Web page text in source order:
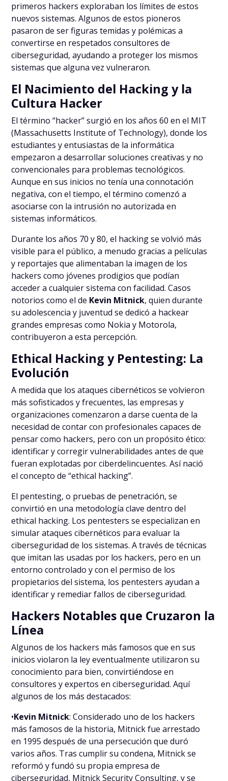
primeros hackers exploraban los límites de estos
nuevos sistemas. Algunos de estos pioneros
pasaron de ser figuras temidas y polémicas a
convertirse en respetados consultores de
ciberseguridad, ayudando a proteger los mismos
sistemas que alguna vez vulneraron.
El Nacimiento del Hacking y la
Cultura Hacker
El término “hacker” surgió en los años 60 en el MIT
(Massachusetts Institute of Technology), donde los
estudiantes y entusiastas de la informática
empezaron a desarrollar soluciones creativas y no
convencionales para problemas tecnológicos.
Aunque en sus inicios no tenía una connotación
negativa, con el tiempo, el término comenzó a
asociarse con la intrusión no autorizada en
sistemas informáticos.
Durante los años 70 y 80, el hacking se volvió más
visible para el público, a menudo gracias a películas
y reportajes que alimentaban la imagen de los
hackers como jóvenes prodigios que podían
acceder a cualquier sistema con facilidad. Casos
notorios como el de Kevin Mitnick, quien durante
su adolescencia y juventud se dedicó a hackear
grandes empresas como Nokia y Motorola,
contribuyeron a esta percepción.
Ethical Hacking y Pentesting: La
Evolución
A medida que los ataques cibernéticos se volvieron
más sofisticados y frecuentes, las empresas y
organizaciones comenzaron a darse cuenta de la
necesidad de contar con profesionales capaces de
pensar como hackers, pero con un propósito ético:
identificar y corregir vulnerabilidades antes de que
fueran explotadas por ciberdelincuentes. Así nació
el concepto de “ethical hacking”.
El pentesting, o pruebas de penetración, se
convirtió en una metodología clave dentro del
ethical hacking. Los pentesters se especializan en
simular ataques cibernéticos para evaluar la
ciberseguridad de los sistemas. A través de técnicas
que imitan las usadas por los hackers, pero en un
entorno controlado y con el permiso de los
propietarios del sistema, los pentesters ayudan a
identificar y remediar fallos de ciberseguridad.
Hackers Notables que Cruzaron la
Línea
Algunos de los hackers más famosos que en sus
inicios violaron la ley eventualmente utilizaron su
conocimiento para bien, convirtiéndose en
consultores y expertos en ciberseguridad. Aquí
algunos de los más destacados:
•Kevin Mitnick: Considerado uno de los hackers
más famosos de la historia, Mitnick fue arrestado
en 1995 después de una persecución que duró
varios años. Tras cumplir su condena, Mitnick se
reformó y fundó su propia empresa de
ciberseguridad, Mitnick Security Consulting, y se